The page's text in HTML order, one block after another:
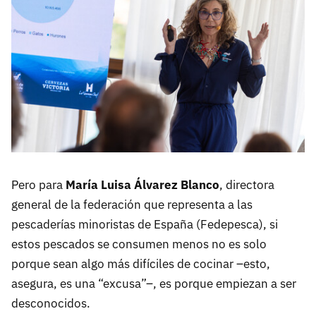
Pero para María Luisa Álvarez Blanco, directora
general de la federación que representa a las
pescaderías minoristas de España (Fedepesca), si
estos pescados se consumen menos no es solo
porque sean algo más difíciles de cocinar –esto,
asegura, es una “excusa”–, es porque empiezan a ser
desconocidos.